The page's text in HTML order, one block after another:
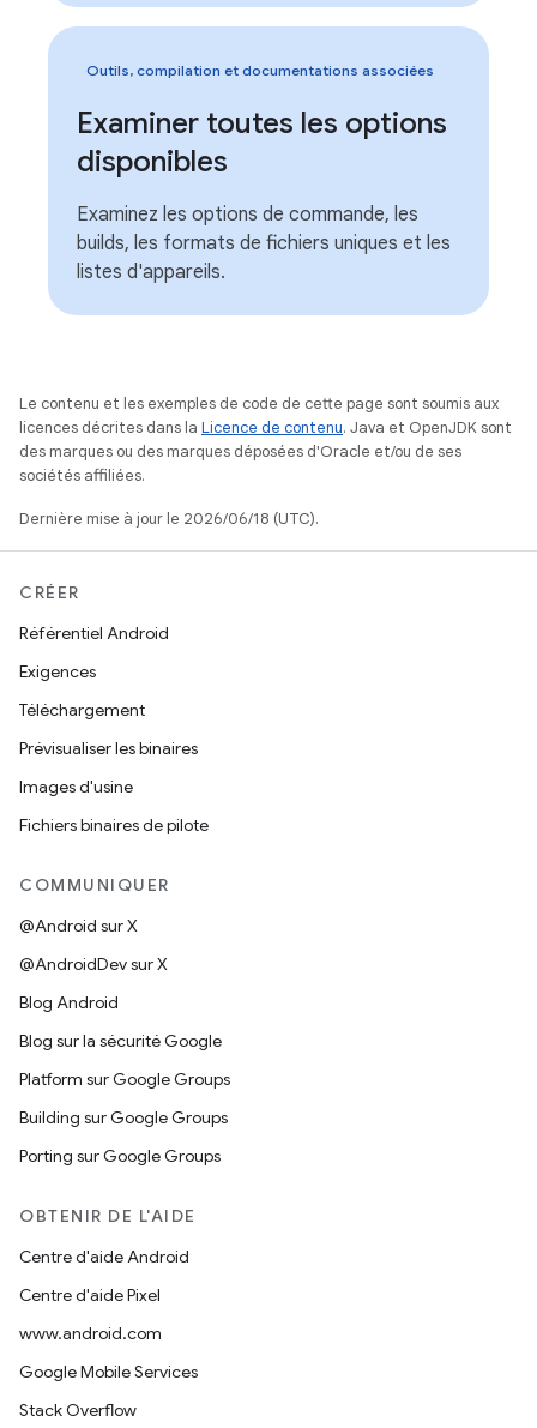
Outils, compilation et documentations associées
Examiner toutes les options
disponibles
Examinez les options de commande, les
builds, les formats de fichiers uniques et les
listes d'appareils.
Le contenu et les exemples de code de cette page sont soumis aux
licences décrites dans la Licence de contenu. Java et OpenJDK sont
des marques ou des marques déposées d'Oracle et/ou de ses
sociétés affiliées.
Dernière mise à jour le 2026/06/18 (UTC).
CRÉER
Référentiel Android
Exigences
Téléchargement
Prévisualiser les binaires
Images d'usine
Fichiers binaires de pilote
COMMUNIQUER
@Android sur X
@AndroidDev sur X
Blog Android
Blog sur la sécurité Google
Platform sur Google Groups
Building sur Google Groups
Porting sur Google Groups
OBTENIR DE L'AIDE
Centre d'aide Android
Centre d'aide Pixel
www.android.com
Google Mobile Services
Stack Overflow